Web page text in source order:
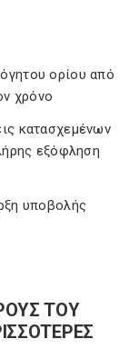
ορίου από
χρόνο
κατασχεμένων
εξόφληση
υποβολής
ΤΟΥ